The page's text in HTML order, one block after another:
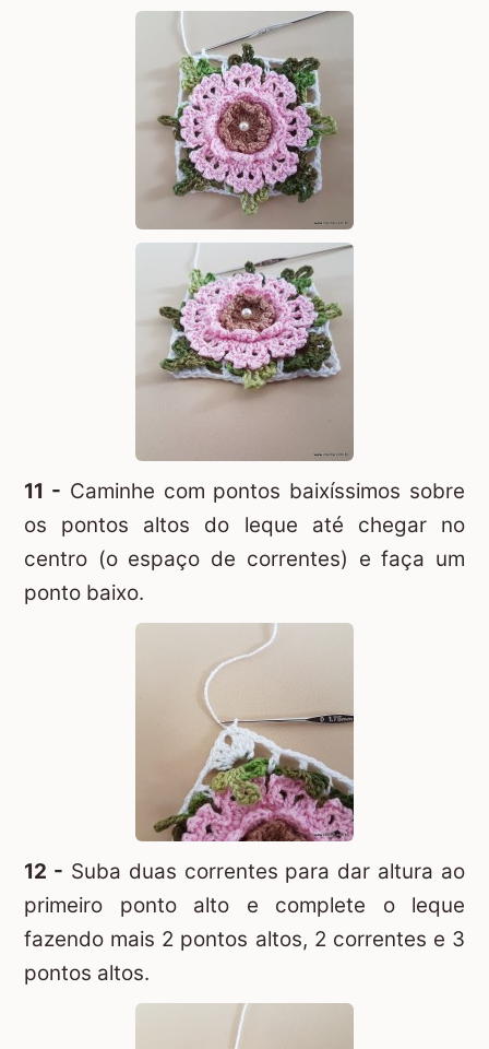
11 - Caminhe com pontos baixíssimos sobre
os pontos altos do leque até chegar no
centro (o espaço de correntes) e faça um
ponto baixo.
12 - Suba duas correntes para dar altura ao
primeiro ponto alto e complete o leque
fazendo mais 2 pontos altos, 2 correntes e 3
pontos altos.